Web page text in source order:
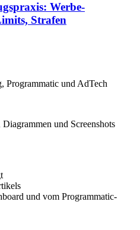
Werbe-
Strafen
Programmatic und AdTech
und Screenshots
und vom Programmatic-